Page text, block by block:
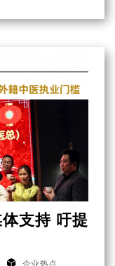
支持 吁提
企业热点